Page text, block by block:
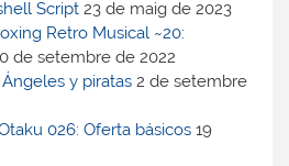
Script 23 de maig de 2023
Retro Musical ~20:
de setembre de 2022
y piratas 2 de setembre
026: Oferta básicos 19